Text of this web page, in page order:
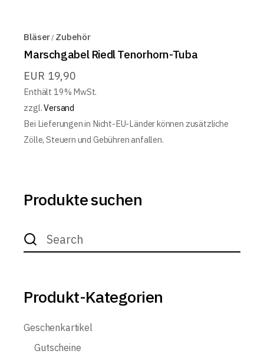
Bläser Zubehör
Marschgabel Riedl Tenorhorn-Tuba
EUR 19,90
Enthält 19% MwSt.
zzgl.Versand
Bei Lieferungen in Nicht-EU-Länder können zusätzliche
Zölle, Steuern und Gebühren anfallen.
Produkte suchen
Search
for:
Produkt-Kategorien
Geschenkartikel
Gutscheine